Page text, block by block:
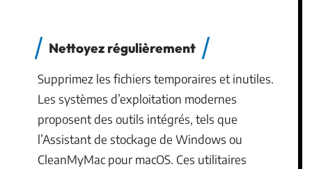
Nettoyez régulièrement
Supprimez les fichiers temporaires et inutiles.
Les systèmes d’exploitation modernes
proposent des outils intégrés, tels que
l’Assistant de stockage de Windows ou
CleanMyMac pour macOS. Ces utilitaires